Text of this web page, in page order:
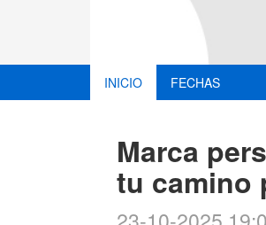
INICIO FECHAS
Marca
tu camino